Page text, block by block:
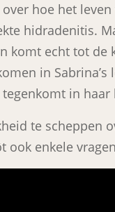
hoe het
hidradenitis.
komt echt tot de
in
in haar
te scheppen
ook enkele